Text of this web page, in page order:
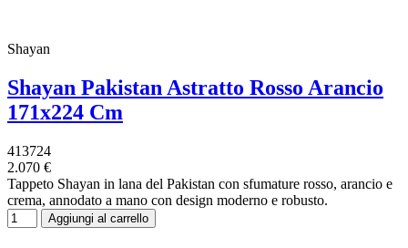
Shayan
Shayan Pakistan Astratto Rosso Arancio
171x224 Cm
413724
2.070 €
Tappeto Shayan in lana del Pakistan con sfumature rosso, arancio e
crema, annodato a mano con design moderno e robusto.
Aggiungi al carrello